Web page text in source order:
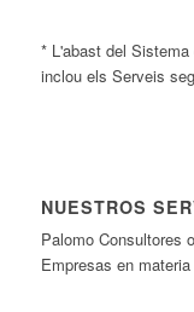
* L'abast del
inclou els Serveis
NUESTROS
Palomo Consultores
Empresas en